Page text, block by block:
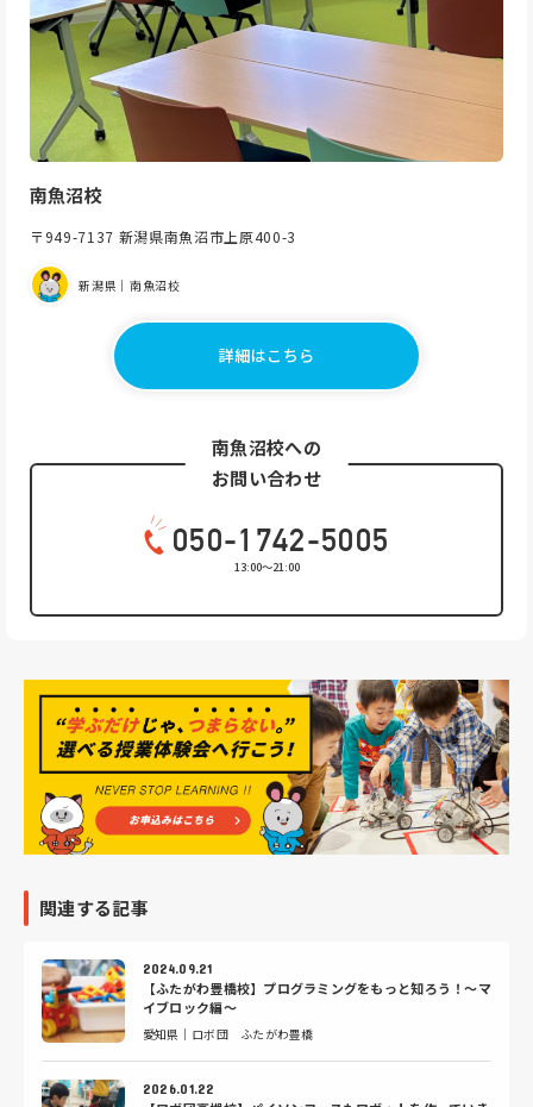
南魚沼校
〒949-7137 新潟県南魚沼市上原400-3
新潟県｜南魚沼校
詳細はこちら
南魚沼校への
お問い合わせ
050-1742-5005
13:00〜21:00
関連する記事
2024.09.21
【ふたがわ豊橋校】プログラミングをもっと知ろう！～マ
イブロック編～
愛知県｜ロボ団 ふたがわ豊橋
2026.01.22